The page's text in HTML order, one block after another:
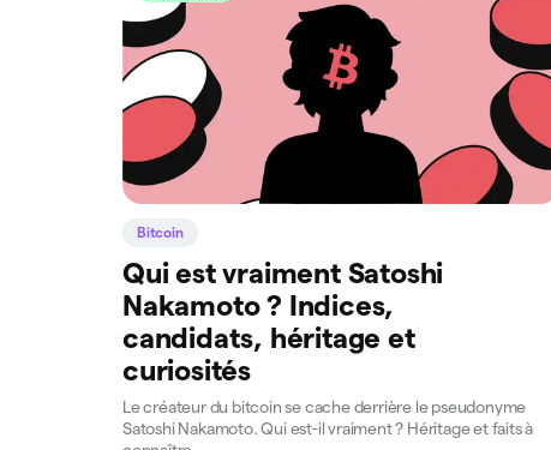
Bitcoin
Qui est vraiment Satoshi
Nakamoto ? Indices,
candidats, héritage et
curiosités
Le créateur du bitcoin se cache derrière le pseudonyme
Satoshi Nakamoto. Qui est-il vraiment ? Héritage et faits à